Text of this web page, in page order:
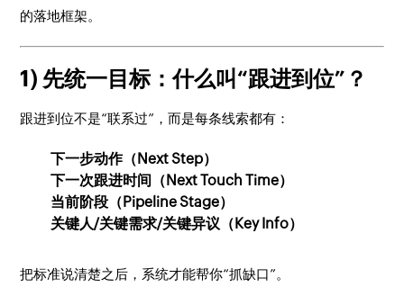
的落地框架。
1) 先统一目标：什么叫“跟进到位”？
跟进到位不是“联系过”，而是每条线索都有：
下一步动作（Next Step）
下一次跟进时间（Next Touch Time）
当前阶段（Pipeline Stage）
关键人/关键需求/关键异议（Key Info）
把标准说清楚之后，系统才能帮你“抓缺口”。